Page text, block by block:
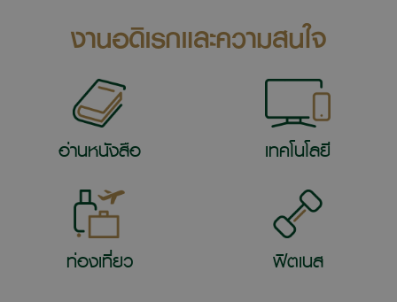
งานอดิเรกและความสนใจ
อ่านหนังสือ เทคโนโลยี
ท่องเที่ยว ฟิตเนส